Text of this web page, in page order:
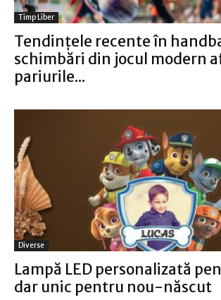
Timp Liber
Tendințele recente în
schimbări din jocul modern
pariurile...
Diverse
Lampă LED personalizată
dar unic pentru nou-născut